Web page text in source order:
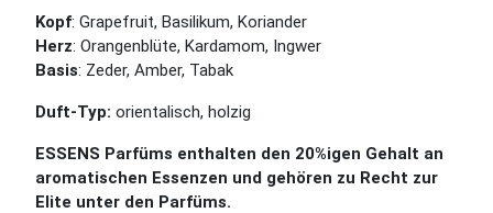
Kopf: Grapefruit, Basilikum, Koriander
Herz: Orangenblüte, Kardamom, Ingwer
Basis: Zeder, Amber, Tabak
Duft-Typ: orientalisch, holzig
ESSENS Parfüms enthalten den 20%igen Gehalt an
aromatischen Essenzen und gehören zu Recht zur
Elite unter den Parfüms.